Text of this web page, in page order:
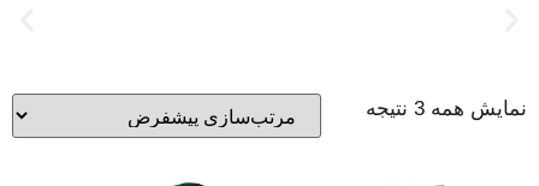
نمایش همه 3 نتیجه